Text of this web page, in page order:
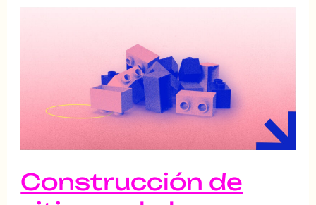
Construcción de
de
un
buen